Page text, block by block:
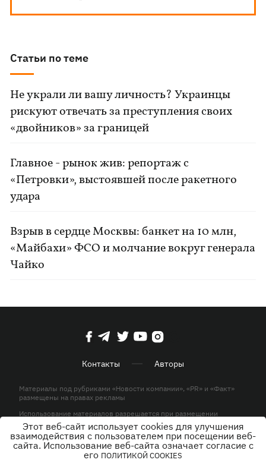
Статьи по теме
Не украли ли вашу личность? Украинцы
рискуют отвечать за преступления своих
«двойников» за границей
Главное - рынок жив: репортаж с
«Петровки», выстоявшей после ракетного
удара
Взрыв в сердце Москвы: банкет на 10 млн,
«Майбахи» ФСО и молчание вокруг генерала
Чайко
Контакты Авторы
Материалы под рубриками «Новости компании», «PR» и «Факт»
размещены на правах рекламы
Использование материалов разрешается при размещении
активной гиперссылки на KP.UA в первом абзаце.
© ООО «ЮЛАВ МЕДИА»,2026. Все права защищены.
Этот веб-сайт использует cookies для улучшения
взаимодействия с пользователем при посещении веб-
сайта. Использование веб-сайта означает согласие с
его ПОЛИТИКОЙ COOKIES